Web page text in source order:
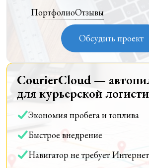
ПортфолиоОтзывы
Обсудить проект
CourierCloud —
для курьерской
Экономия пробега и топлива
Быстрое внедрение
Навигатор не требует